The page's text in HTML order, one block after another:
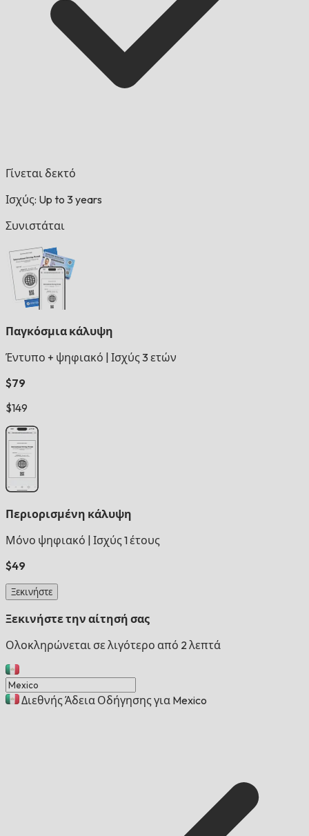
Γίνεται δεκτό
Ισχύς: Up to 3 years
Συνιστάται
Παγκόσμια κάλυψη
Έντυπο + ψηφιακό Ισχύς 3 ετών
$79
$149
Περιορισμένη κάλυψη
Μόνο ψηφιακό Ισχύς 1 έτους
$49
Ξεκινήστε
Ξεκινήστε την αίτησή σας
Ολοκληρώνεται σε λιγότερο από 2 λεπτά
Διεθνής Άδεια Οδήγησης για Mexico